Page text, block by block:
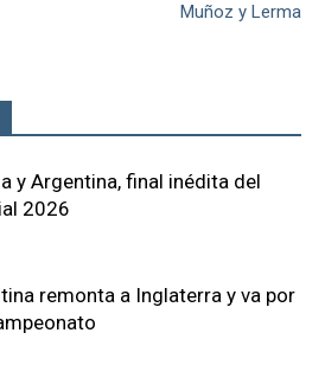
Muñoz y Lerma
y Argentina, final inédita del
2026
remonta a Inglaterra y va por